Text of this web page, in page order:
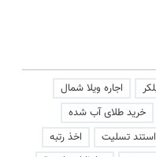
اجاره ویلا شمال
خرید طلای آب شده
استند تسلیت
اخذ رتبه